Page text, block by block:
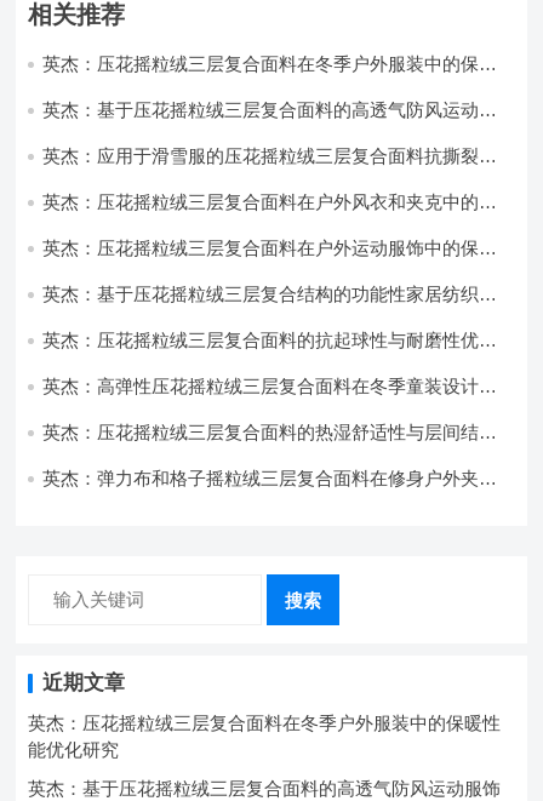
相关推荐
英杰：压花摇粒绒三层复合面料在冬季户外服装中的保暖
英杰：基于压花摇粒绒三层复合面料的高透气防风运动服
英杰：应用于滑雪服的压花摇粒绒三层复合面料抗撕裂与
英杰：压花摇粒绒三层复合面料在户外风衣和夹克中的应
英杰：压花摇粒绒三层复合面料在户外运动服饰中的保暖
英杰：基于压花摇粒绒三层复合结构的功能性家居纺织品
英杰：压花摇粒绒三层复合面料的抗起球性与耐磨性优化
英杰：高弹性压花摇粒绒三层复合面料在冬季童装设计中
英杰：压花摇粒绒三层复合面料的热湿舒适性与层间结合
英杰：弹力布和格子摇粒绒三层复合面料在修身户外夹克
搜索
近期文章
英杰：压花摇粒绒三层复合面料在冬季户外服装中的保暖性
能优化研究
英杰：基于压花摇粒绒三层复合面料的高透气防风运动服饰